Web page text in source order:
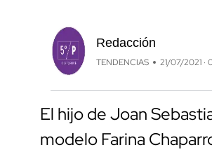
Redacción
TENDENCIAS 21/07/2021 ·
El hijo de Joan
modelo Farina